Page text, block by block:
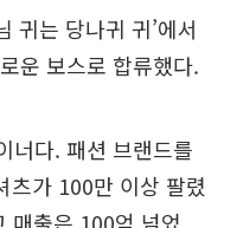
귀는 당나귀 귀’에서
운 보스로 합류했다.
너다. 패션 브랜드를
츠가 100만 이상 팔렸